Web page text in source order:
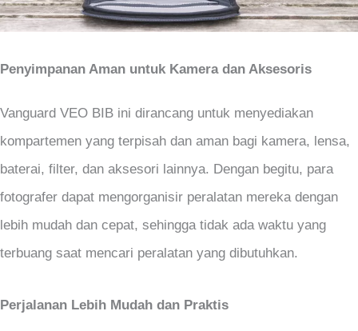
Penyimpanan Aman untuk Kamera dan Aksesoris
Vanguard VEO BIB ini dirancang untuk menyediakan
kompartemen yang terpisah dan aman bagi kamera, lensa,
baterai, filter, dan aksesori lainnya. Dengan begitu, para
fotografer dapat mengorganisir peralatan mereka dengan
lebih mudah dan cepat, sehingga tidak ada waktu yang
terbuang saat mencari peralatan yang dibutuhkan.
Perjalanan Lebih Mudah dan Praktis